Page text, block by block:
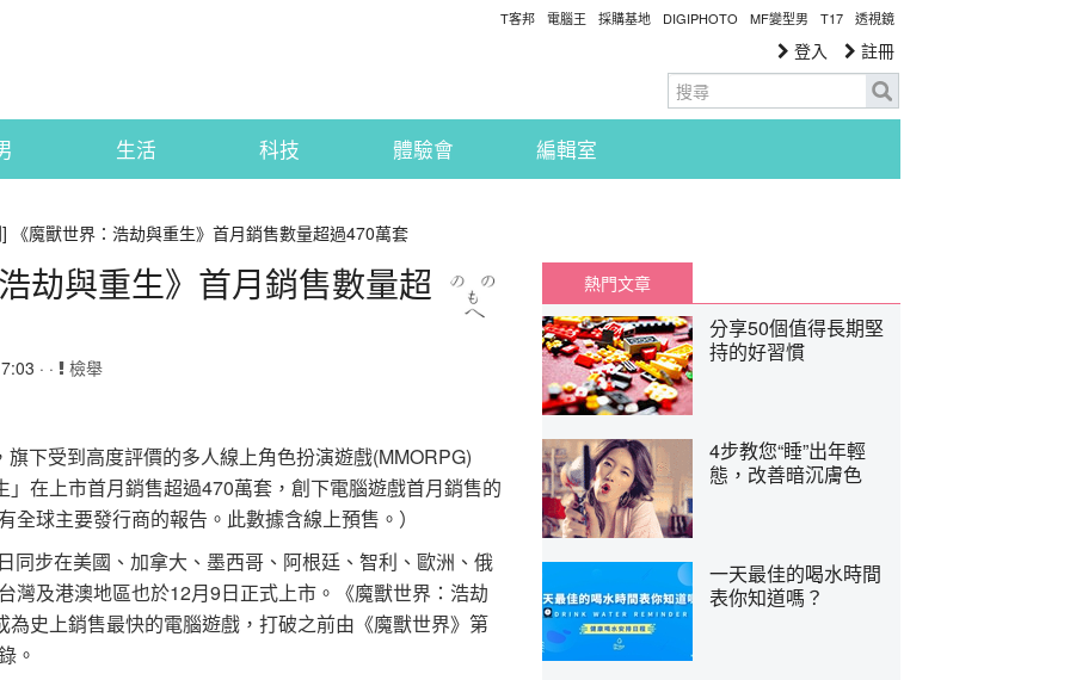
T客邦 電腦王 採購基地 DIGIPHOTO MF變型男 T17 透視鏡
登入 註冊
生活 科技 體驗會 編輯室
《魔獸世界：浩劫與重生》首月銷售數量超過470萬套
劫與重生》首月銷售數量超
· · 檢舉
下受到高度評價的多人線上角色扮演遊戲(MMORPG)
在上市首月銷售超過470萬套，創下電腦遊戲首月銷售的
球主要發行商的報告。此數據含線上預售。）
同步在美國、加拿大、墨西哥、阿根廷、智利、歐洲、俄
灣及港澳地區也於12月9日正式上市。《魔獸世界：浩劫
史上銷售最快的電腦遊戲，打破之前由《魔獸世界》第
。
熱門文章
分享50個值得長期堅
持的好習慣
4步教您“睡”出年輕
態，改善暗沉膚色
一天最佳的喝水時間
表你知道嗎？